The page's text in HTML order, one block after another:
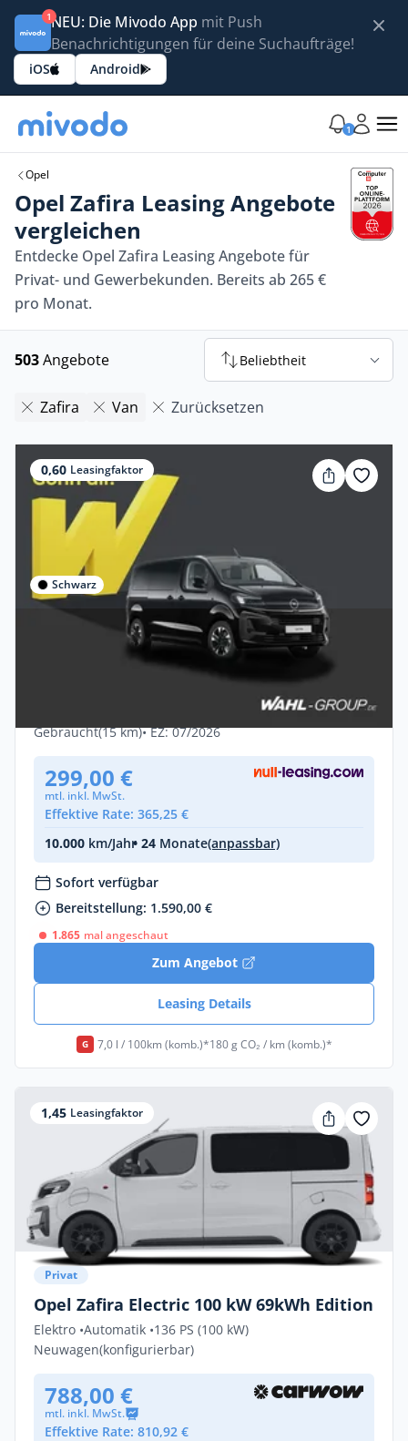
1NEU: Die Mivodo App mit Push
Benachrichtigungen für deine Suchaufträge!
iOS Android
1
Opel
Opel Zafira Leasing Angebote
vergleichen
Entdecke Opel Zafira Leasing Angebote für
Privat- und Gewerbekunden. Bereits ab 265 €
pro Monat.
503Angebote Beliebtheit
Zafira Van Zurücksetzen
0,60 Leasingfaktor
Schwarz
Privat & Gewerbe Deal
Opel Zafira 2.2 Diesel 180 PS |
Gebraucht(15 km)• EZ: 07/2026
299,00 €
mtl. inkl. MwSt.
Effektive Rate: 365,25 €
10.000 km/Jahr• 24 Monate(anpassbar)
Sofort verfügbar
Bereitstellung: 1.590,00 €
1.865 mal angeschaut
Zum Angebot
Leasing Details
G 7,0 l / 100km (komb.)*180 g CO₂ / km (komb.)*
1,45 Leasingfaktor
Privat
Opel Zafira Electric 100 kW 69kWh Edition
Elektro •Automatik •136 PS (100 kW)
Neuwagen(konfigurierbar)
788,00 €
mtl. inkl. MwSt.
Effektive Rate: 810,92 €